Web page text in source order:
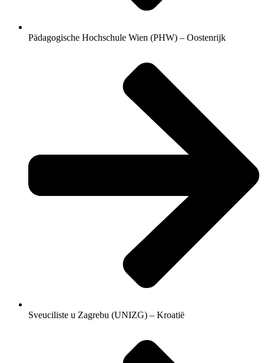
Pädagogische Hochschule Wien (PHW) – Oostenrijk
Sveuciliste u Zagrebu (UNIZG) – Kroatië